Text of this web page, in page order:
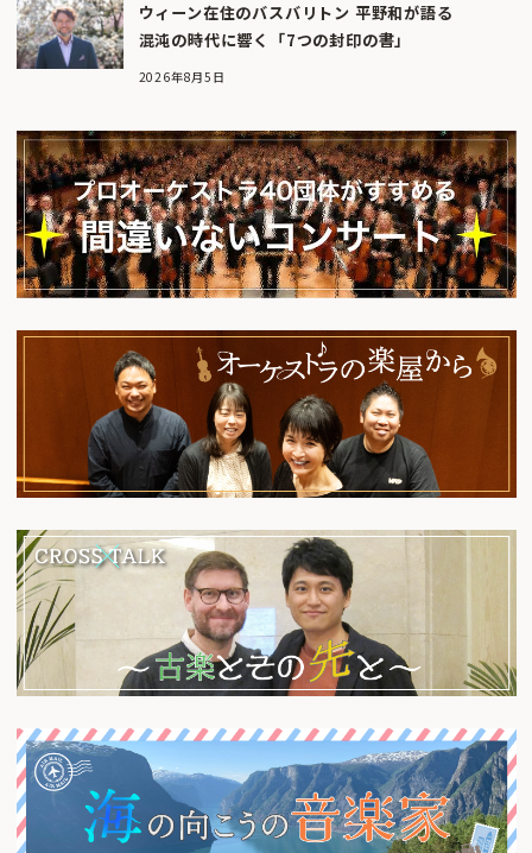
ウィーン在住のバスバリトン 平野和が語る
混沌の時代に響く「7つの封印の書」
2026年8月5日